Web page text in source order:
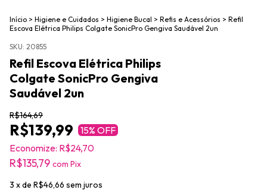
Início > Higiene e Cuidados > Higiene Bucal > Refis e Acessórios > Refil
Escova Elétrica Philips Colgate SonicPro Gengiva Saudável 2un
SKU: 20855
Refil Escova Elétrica Philips
Colgate SonicPro Gengiva
Saudável 2un
R$164,69
R$139,99 15% OFF
Economize: R$24,70
R$135,79 com Pix
3 x de R$46,66 sem juros